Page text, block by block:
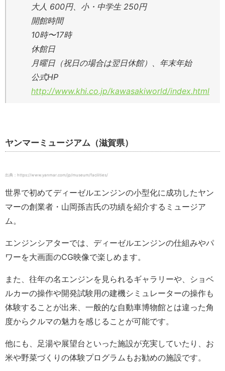
大人 600円、小・中学生 250円
開館時間
10時〜17時
休館日
月曜日（祝日の場合は翌日休館）、年末年始
公式HP
http://www.khi.co.jp/kawasakiworld/index.html
ヤンマーミュージアム（滋賀県）
出典：https://www.yanmar.com/jp/museum/facilities/
世界で初めてディーゼルエンジンの小型化に成功したヤン
マーの創業者・山岡孫吉氏の功績を紹介するミュージア
ム。
エンジンシアターでは、ディーゼルエンジンの仕組みやパ
ワーを大画面のCG映像で楽しめます。
また、往年の名エンジンを見られるギャラリーや、ショベ
ルカーの操作や開発試験用の建機シミュレーターの操作も
体験することが出来、一般的な自動車博物館とは違った角
度からクルマの魅力を感じることが可能です。
他にも、足湯や展望台といった施設が充実していたり、お
米や野菜づくりの体験プログラムもお勧めの施設です。